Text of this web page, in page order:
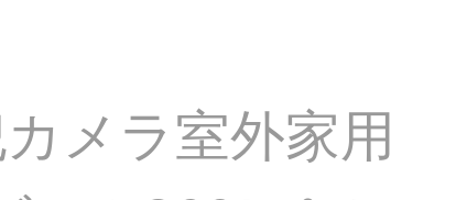
メラ室外家用